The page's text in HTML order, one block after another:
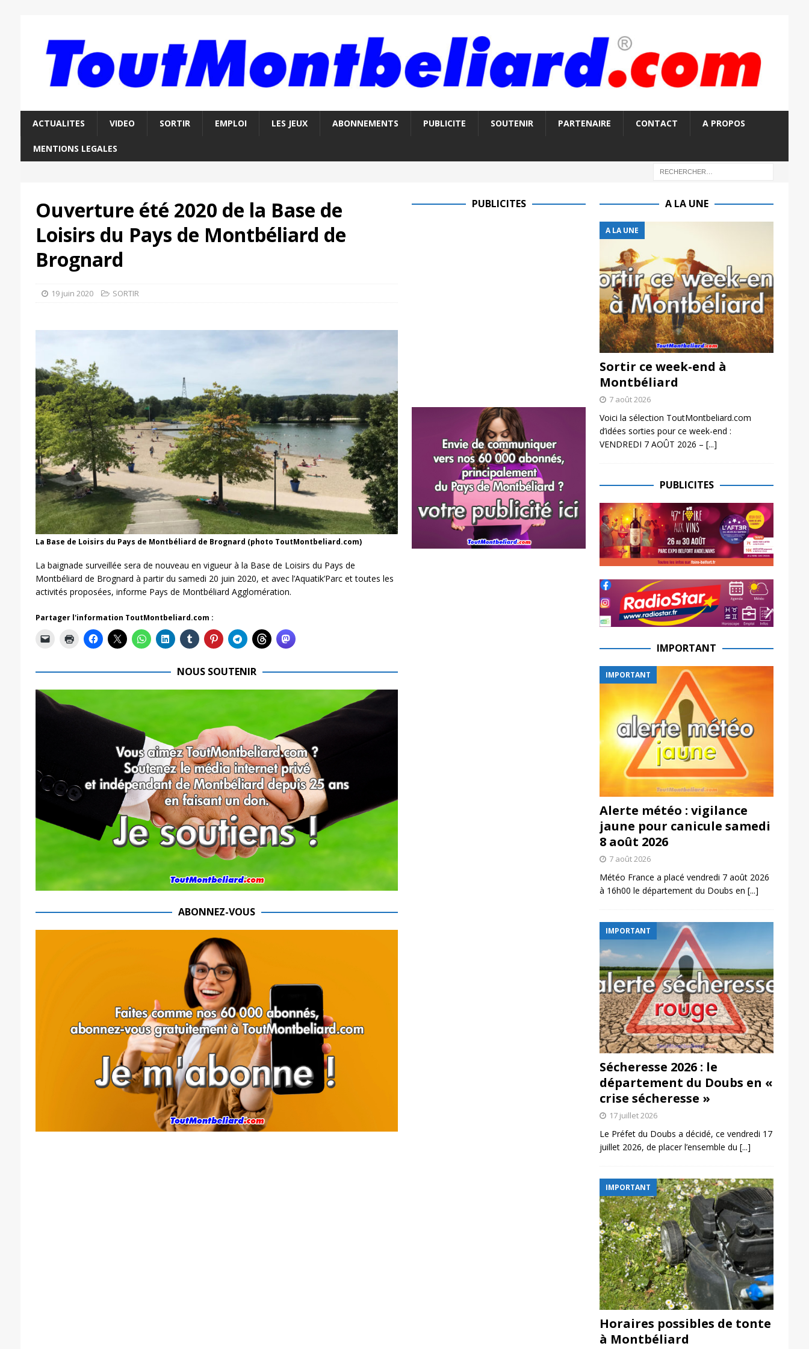
ACTUALITES VIDEO SORTIR EMPLOI LES JEUX ABONNEMENTS PUBLICITE SOUTENIR PARTENAIRE CONTACT A PROPOS
MENTIONS LEGALES
Ouverture été 2020 de la Base de
Loisirs du Pays de Montbéliard de
Brognard
19 juin 2020 SORTIR
La Base de Loisirs du Pays de Montbéliard de Brognard (photo ToutMontbeliard.com)
La baignade surveillée sera de nouveau en vigueur à la Base de Loisirs du Pays de
Montbéliard de Brognard à partir du samedi 20 juin 2020, et avec l’Aquatik’Parc et toutes les
activités proposées, informe Pays de Montbéliard Agglomération.
Partager l'information ToutMontbeliard.com :
NOUS SOUTENIR
ABONNEZ-VOUS
PUBLICITES A LA UNE
A LA UNE
Sortir ce week-end à
Montbéliard
7 août 2026
Voici la sélection ToutMontbeliard.com
d’idées sorties pour ce week-end :
VENDREDI 7 AOÛT 2026 – [...]
PUBLICITES
IMPORTANT
IMPORTANT
Alerte météo : vigilance
jaune pour canicule samedi
8 août 2026
7 août 2026
Météo France a placé vendredi 7 août 2026
à 16h00 le département du Doubs en [...]
IMPORTANT
Sécheresse 2026 : le
département du Doubs en «
crise sécheresse »
17 juillet 2026
Le Préfet du Doubs a décidé, ce vendredi 17
juillet 2026, de placer l’ensemble du [...]
IMPORTANT
Horaires possibles de tonte
à Montbéliard